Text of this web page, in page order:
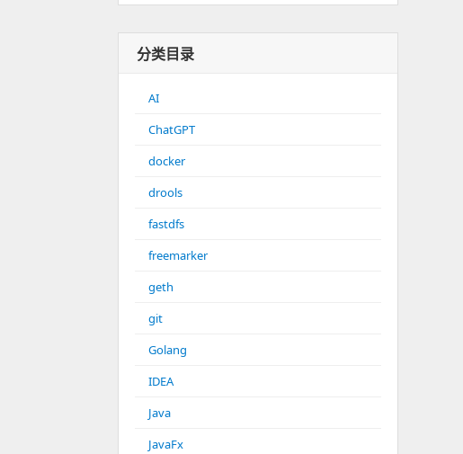
分类目录
AI
ChatGPT
docker
drools
fastdfs
freemarker
geth
git
Golang
IDEA
Java
JavaFx